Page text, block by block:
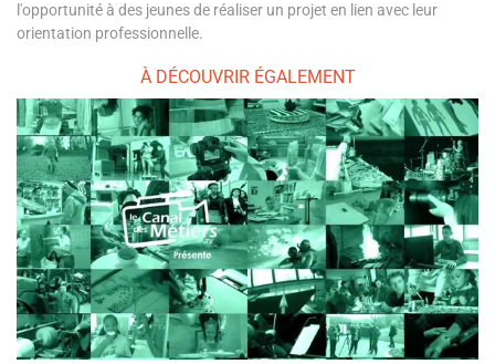
l'opportunité à des jeunes de réaliser un projet en lien avec leur
orientation professionnelle.
À DÉCOUVRIR ÉGALEMENT